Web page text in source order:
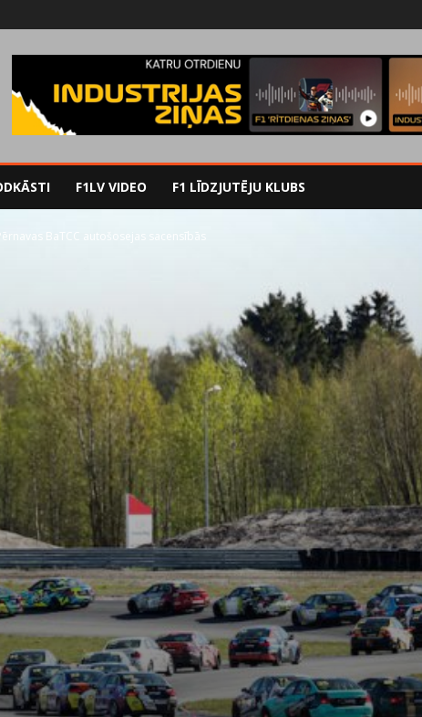
F1LV VIDEO F1 LĪDZJUTĒJU KLUBS
BaTCC autošosejas sacensībās